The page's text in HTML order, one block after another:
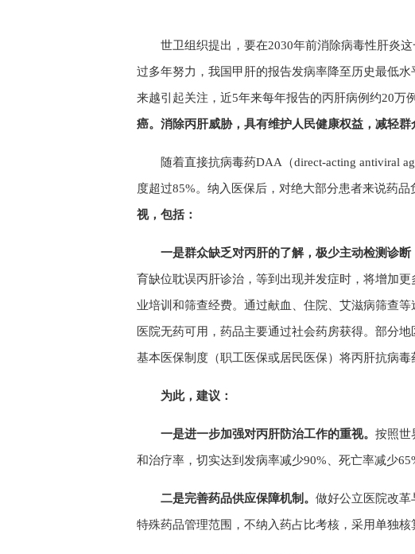
世卫组织提出，要在2030年前消除病毒性肝炎
过多年努力，我国甲肝的报告发病率降至历史最低
来越引起关注，近5年来每年报告的丙肝病例约20万例
癌。消除丙肝威胁，具有维护人民健康权益，减轻群
随着直接抗病毒药DAA（direct-acting antiviral
度超过85%。纳入医保后，对绝大部分患者来说药品
视，包括：
一是群众缺乏对丙肝的了解，极少主动检测诊断
育缺位耽误丙肝诊治，等到出现并发症时，将增加更
业培训和筛查经费。通过献血、住院、艾滋病筛查
医院无药可用，药品主要通过社会药房获得。部分
基本医保制度（职工医保或居民医保）将丙肝抗病毒
为此，建议：
一是进一步加强对丙肝防治工作的重视。 按照世
和治疗率，切实达到发病率减少90%、死亡率减少
二是完善药品供应保障机制。 做好公立医院改
特殊药品管理范围，不纳入药占比考核，采用单独